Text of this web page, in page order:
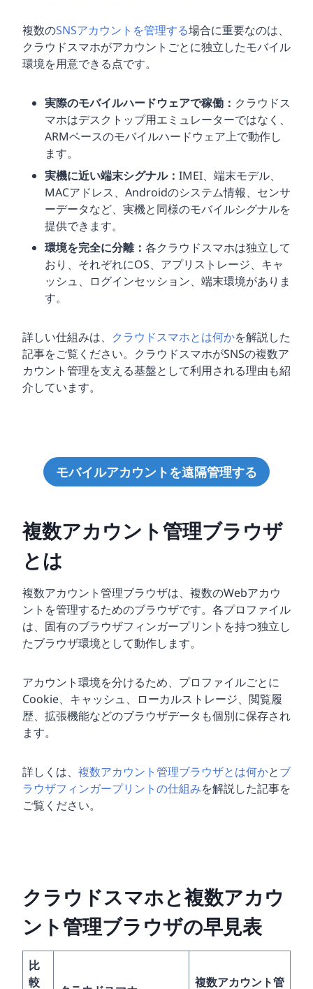
複数のSNSアカウントを管理する場合に重要なのは、
クラウドスマホがアカウントごとに独立したモバイル
環境を用意できる点です。
実際のモバイルハードウェアで稼働： クラウドス
マホはデスクトップ用エミュレーターではなく、
ARMベースのモバイルハードウェア上で動作し
ます。
実機に近い端末シグナル： IMEI、端末モデル、
MACアドレス、Androidのシステム情報、センサ
ーデータなど、実機と同様のモバイルシグナルを
提供できます。
環境を完全に分離： 各クラウドスマホは独立して
おり、それぞれにOS、アプリストレージ、キャ
ッシュ、ログインセッション、端末環境がありま
す。
詳しい仕組みは、 クラウドスマホとは何かを解説した
記事をご覧ください。クラウドスマホがSNSの複数ア
カウント管理を支える基盤として利用される理由も紹
介しています。
モバイルアカウントを遠隔管理する
複数アカウント管理ブラウザ
とは
複数アカウント管理ブラウザは、複数のWebアカウ
ントを管理するためのブラウザです。各プロファイル
は、固有のブラウザフィンガープリントを持つ独立し
たブラウザ環境として動作します。
アカウント環境を分けるため、プロファイルごとに
Cookie、キャッシュ、ローカルストレージ、閲覧履
歴、拡張機能などのブラウザデータも個別に保存され
ます。
詳しくは、 複数アカウント管理ブラウザとは何かとブ
ラウザフィンガープリントの仕組みを解説した記事を
ご覧ください。
クラウドスマホと複数アカウ
ント管理ブラウザの早見表
比
較
複数アカウント管